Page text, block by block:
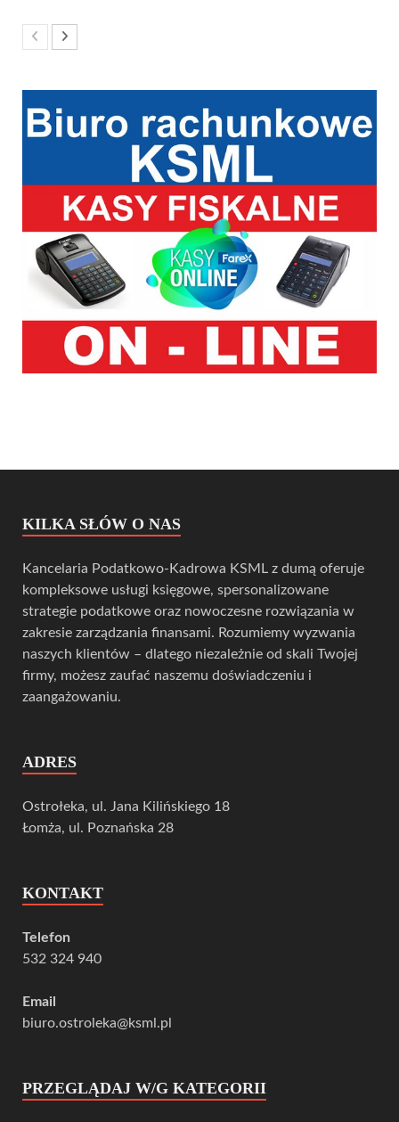
KILKA SŁÓW O NAS
Kancelaria Podatkowo-Kadrowa KSML z dumą oferuje
kompleksowe usługi księgowe, spersonalizowane
strategie podatkowe oraz nowoczesne rozwiązania w
zakresie zarządzania finansami. Rozumiemy wyzwania
naszych klientów – dlatego niezależnie od skali Twojej
firmy, możesz zaufać naszemu doświadczeniu i
zaangażowaniu.
ADRES
Ostrołeka, ul. Jana Kilińskiego 18
Łomża, ul. Poznańska 28
KONTAKT
Telefon
532 324 940
Email
biuro.ostroleka@ksml.pl
PRZEGLĄDAJ W/G KATEGORII